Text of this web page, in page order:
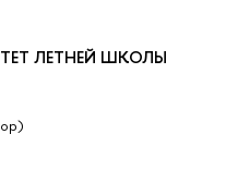
ЛЕТНЕЙ ШКОЛЫ